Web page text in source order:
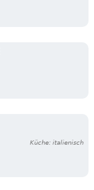
Küche: italienisch